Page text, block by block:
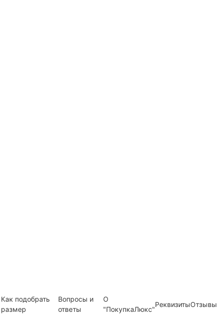
Как подобрать
размер
Вопросы и
ответы
О
"ПокупкаЛюкс"
РеквизитыОтзывы